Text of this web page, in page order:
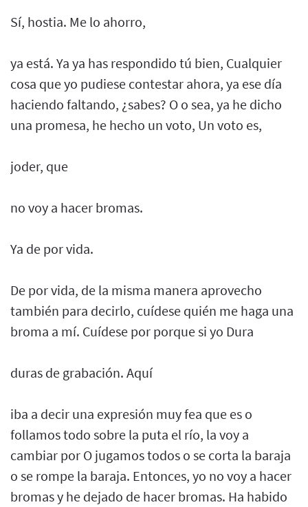
Sí, hostia. Me lo ahorro,
ya está. Ya ya has respondido tú bien, Cualquier
cosa que yo pudiese contestar ahora, ya ese día
haciendo faltando, ¿sabes? O o sea, ya he dicho
una promesa, he hecho un voto, Un voto es,
joder, que
no voy a hacer bromas.
Ya de por vida.
De por vida, de la misma manera aprovecho
también para decirlo, cuídese quién me haga una
broma a mí. Cuídese por porque si yo Dura
duras de grabación. Aquí
iba a decir una expresión muy fea que es o
follamos todo sobre la puta el río, la voy a
cambiar por O jugamos todos o se corta la baraja
o se rompe la baraja. Entonces, yo no voy a hacer
bromas y he dejado de hacer bromas. Ha habido